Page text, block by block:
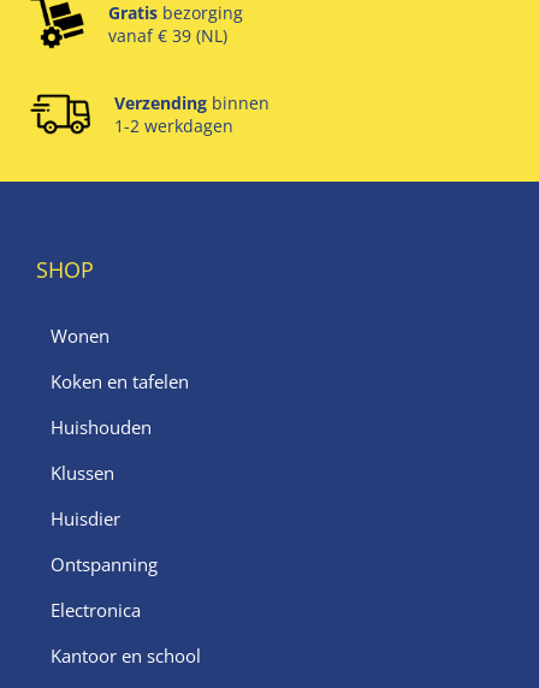
Gratis bezorging
vanaf € 39 (NL)
Verzending binnen
1-2 werkdagen
SHOP
Wonen
Koken en tafelen
Huishouden
Klussen
Huisdier
Ontspanning
Electronica
Kantoor en school